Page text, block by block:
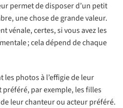
permet de disposer d’un petit
une chose de grande valeur.
vénale, certes, si vous avez les
; cela dépend de chaque
les photos à l’effigie de leur
par exemple, les filles
leur chanteur ou acteur préféré.